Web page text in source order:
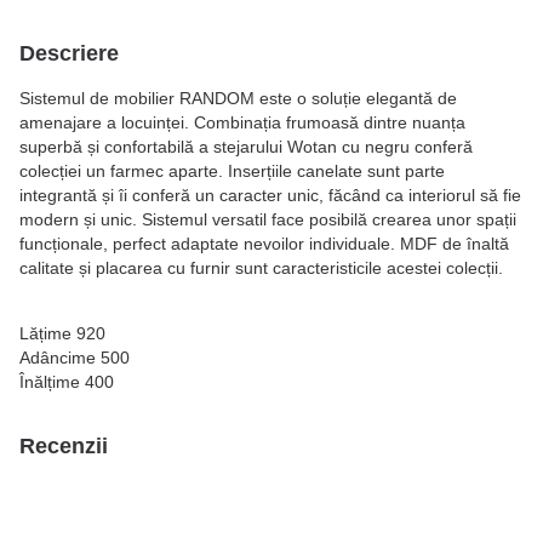
Descriere
Sistemul de mobilier RANDOM este o soluție elegantă de
amenajare a locuinței. Combinația frumoasă dintre nuanța
superbă și confortabilă a stejarului Wotan cu negru conferă
colecției un farmec aparte. Inserțiile canelate sunt parte
integrantă și îi conferă un caracter unic, făcând ca interiorul să fie
modern și unic. Sistemul versatil face posibilă crearea unor spații
funcționale, perfect adaptate nevoilor individuale. MDF de înaltă
calitate și placarea cu furnir sunt caracteristicile acestei colecții.
Lățime 920
Adâncime 500
Înălțime 400
Recenzii